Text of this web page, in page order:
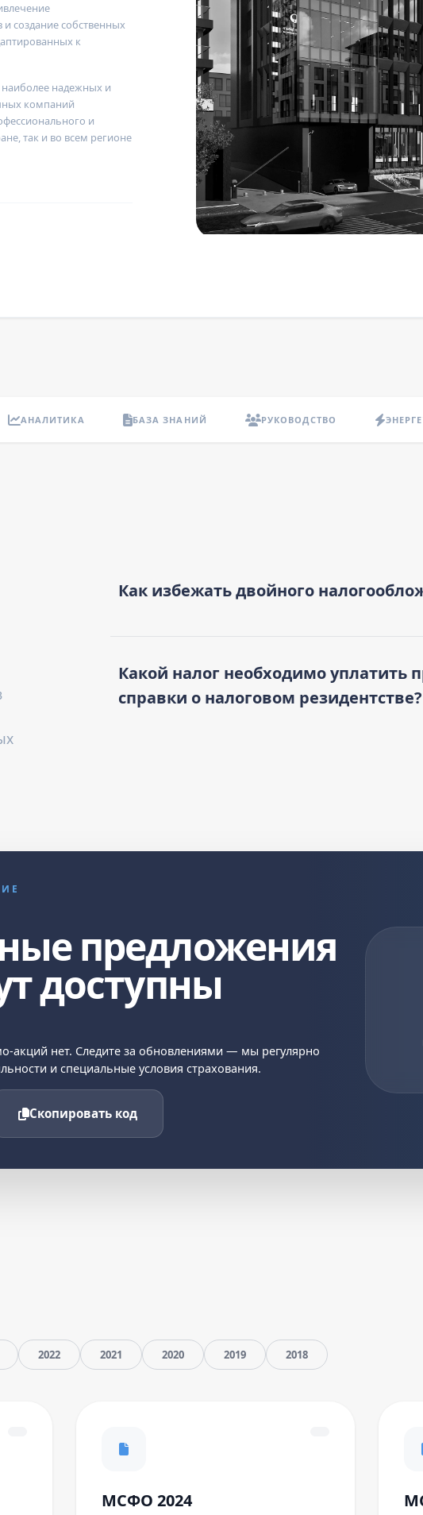
создание собственных
к
наиболее надежных и
компаний
и
так и во всем регионе
АНАЛИТИКА БАЗА ЗНАНИЙ РУКОВОДСТВО
Как избежать двойного
Какой налог необходимо уплатить
справки о налоговом резидентстве?
предложения
доступны
акций нет. Следите за обновлениями — мы регулярно
и специальные условия страхования.
Скопировать код
2022 2021 2020 2019 2018
МСФО 2024